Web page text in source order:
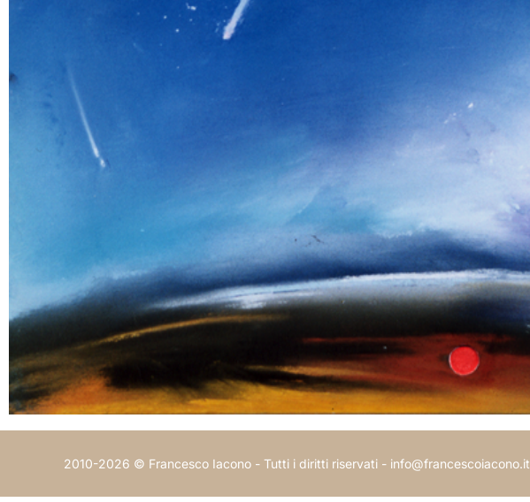
2010-2026 © Francesco Iacono - Tutti i diritti riservati - info@francescoiacono.it